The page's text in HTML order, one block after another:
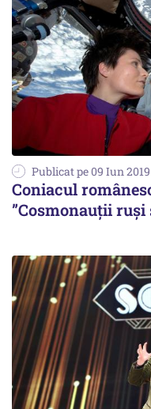
Publicat pe 09 Iun 2019
Coniacul
”Cosmonauții ruși